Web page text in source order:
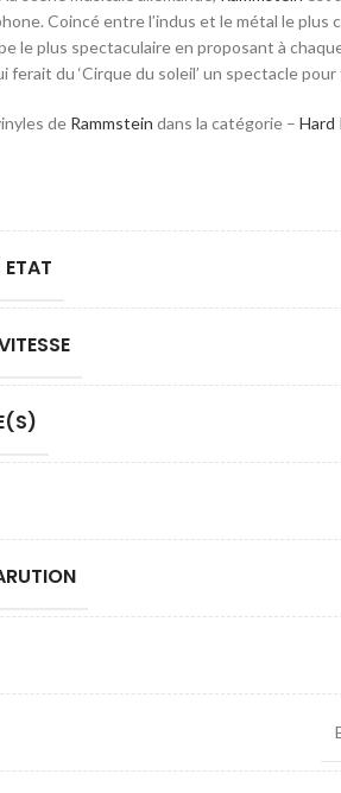
Coincé entre l’indus et le métal le plus
le plus spectaculaire en proposant à
ferait du ‘Cirque du soleil’ un spectacle
de Rammstein dans la catégorie – Hard